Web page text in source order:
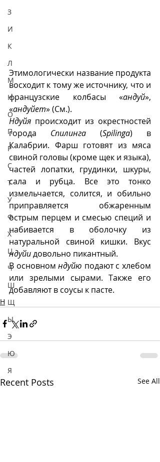
З
И
К
Л
М
Н
О
П
Р
С
Т
У
Ф
Х
Ц
Ч
Ш
Щ
Ы
Э
Ю
Я
Этимологически название продукта
восходит к тому же источнику, что и
французские колбасы «андуй»,
«андуйет» (См.).
Ндуйя происходит из окрестностей
города Спилинга (Spilinga) в
Калабрии. Фарш готовят из мяса
свиной головы (кроме щек и языка),
частей лопатки, грудинки, шкуры,
сала и рубца. Все это тонко
измельчается, солится, и обильно
приправляется обжаренным
острым перцем и смесью специй и
набивается в оболочку из
ндуйи довольно пикантный.
В основном ндуйю подают с хлебом
или зрелыми сырами. Также его
добавляют в соусы к пасте.
Н
Recent Posts See All